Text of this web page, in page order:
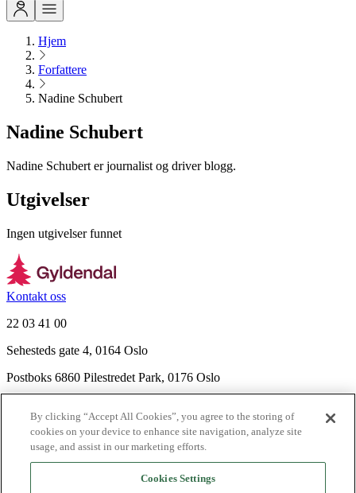
Hjem
Forfattere
Nadine Schubert
Nadine Schubert
Nadine Schubert er journalist og driver blogg.
Utgivelser
Ingen utgivelser funnet
Kontakt oss
22 03 41 00
Sehesteds gate 4, 0164 Oslo
Postboks 6860 Pilestredet Park, 0176 Oslo
Nyhetsbrev
Ledige stillinger
Send inn manus
By clicking “Accept All Cookies”, you agree to the storing of
cookies on your device to enhance site navigation, analyze site
usage, and assist in our marketing efforts.
Cookies Settings